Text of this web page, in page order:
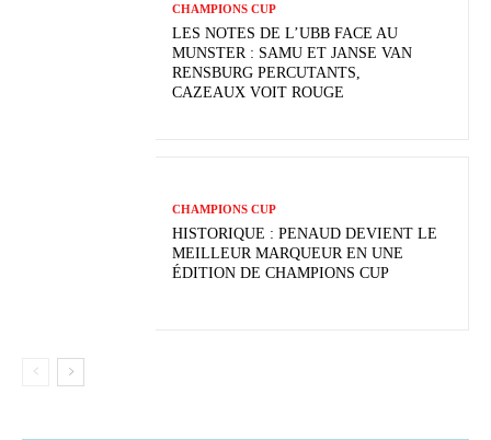
CHAMPIONS CUP
LES NOTES DE L’UBB FACE AU
MUNSTER : SAMU ET JANSE VAN
RENSBURG PERCUTANTS,
CAZEAUX VOIT ROUGE
CHAMPIONS CUP
HISTORIQUE : PENAUD DEVIENT LE
MEILLEUR MARQUEUR EN UNE
ÉDITION DE CHAMPIONS CUP